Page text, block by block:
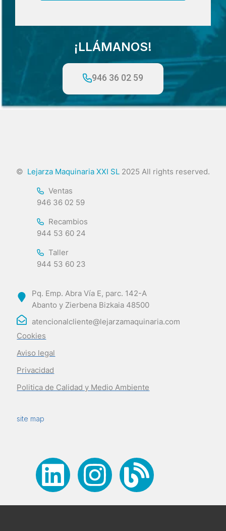
¡LLÁMANOS!
946 36 02 59
© Lejarza Maquinaria XXI SL 2025 All rights reserved.
Ventas
946 36 02 59
Recambios
944 53 60 24
Taller
944 53 60 23
Pq. Emp. Abra Vía E, parc. 142-A
Abanto y Zierbena Bizkaia 48500
atencionalcliente@lejarzamaquinaria.com
Cookies
Aviso legal
Privacidad
Politica de Calidad y Medio Ambiente
site map